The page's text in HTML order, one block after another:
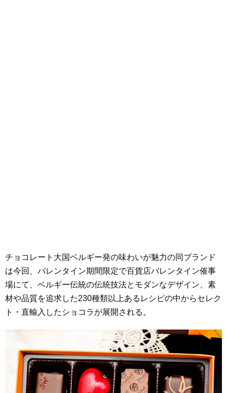
チョコレート大国ベルギー発の味わいが魅力の同ブランド
は今回、バレンタイン期間限定で百貨店バレンタイン催事
場にて、ベルギー伝統の伝統技法とモダンなデザイン、素
材や品質を追求した230種類以上あるレシピの中からセレク
ト・直輸入したショコラが展開される。